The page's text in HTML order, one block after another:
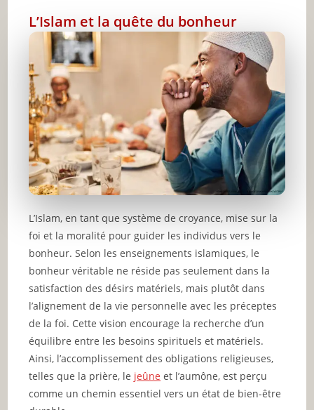
L’Islam et la quête du bonheur
L’Islam, en tant que système de croyance, mise sur la
foi et la moralité pour guider les individus vers le
bonheur. Selon les enseignements islamiques, le
bonheur véritable ne réside pas seulement dans la
satisfaction des désirs matériels, mais plutôt dans
l’alignement de la vie personnelle avec les préceptes
de la foi. Cette vision encourage la recherche d’un
équilibre entre les besoins spirituels et matériels.
Ainsi, l’accomplissement des obligations religieuses,
telles que la prière, le jeûne et l’aumône, est perçu
comme un chemin essentiel vers un état de bien-être